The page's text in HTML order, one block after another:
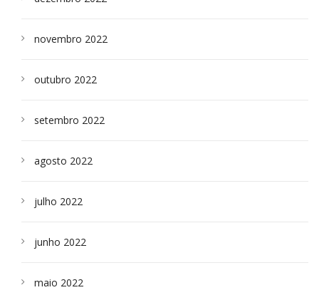
novembro 2022
outubro 2022
setembro 2022
agosto 2022
julho 2022
junho 2022
maio 2022